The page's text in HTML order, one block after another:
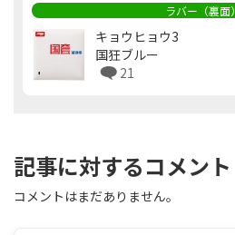
ラバー（裏面）
キョウヒョウ3
国狂ブルー
21
記事に対するコメント
コメントはまだありません。